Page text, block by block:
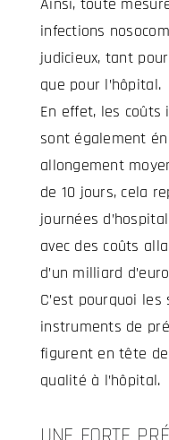
Ainsi, toute
infections
judicieux, tant
que pour l’hôpital.
En effet, les
sont également
allongement
de 10 jours, cela
journées
avec des coûts
d’un milliard
C’est pourquoi
instruments de
figurent en tête
qualité à l’hôpital.